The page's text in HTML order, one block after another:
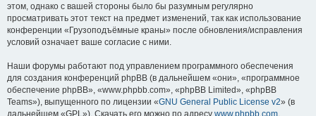
этом, однако с вашей стороны было бы разумным регулярно
просматривать этот текст на предмет изменений, так как использование
конференции «Грузоподъёмные краны» после обновления/исправления
условий означает ваше согласие с ними.
Наши форумы работают под управлением программного обеспечения
для создания конференций phpBB (в дальнейшем «они», «программное
обеспечение phpBB», «www.phpbb.com», «phpBB Limited», «phpBB
Teams»), выпущенного по лицензии «GNU General Public License v2» (в
дальнейшем «GPL»). Скачать его можно по адресу www.phpbb.com.